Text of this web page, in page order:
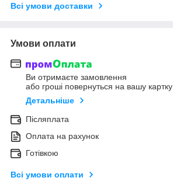
Всі умови доставки
Умови оплати
Ви отримаєте замовлення
або гроші повернуться на вашу картку
Детальніше
Післяплата
Оплата на рахунок
Готівкою
Всі умови оплати